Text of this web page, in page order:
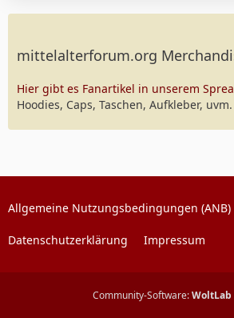
e
r
g
e
t
ä
g
B
i
t
mittelalterforum.org
Hier gibt es Fanartikel in unserem
Hoodies, Caps, Taschen, Aufkleber, uvm.
Allgemeine Nutzungsbedingungen (ANB)
Datenschutzerklärung Impressum
Community-Software: